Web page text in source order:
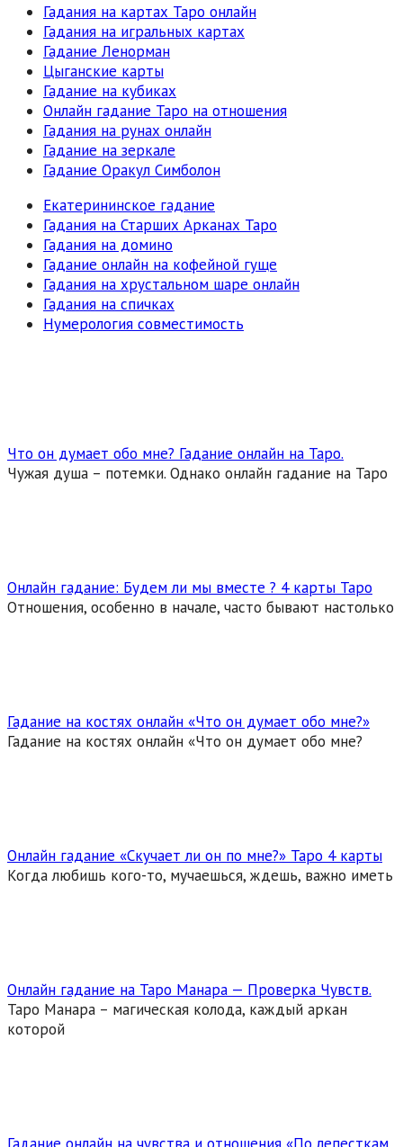
Гадания на картах Таро онлайн
Гадания на игральных картах
Гадание Ленорман
Цыганские карты
Гадание на кубиках
Онлайн гадание Таро на отношения
Гадания на рунах онлайн
Гадание на зеркале
Гадание Оракул Симболон
Екатерининское гадание
Гадания на Старших Арканах Таро
Гадания на домино
Гадание онлайн на кофейной гуще
Гадания на хрустальном шаре онлайн
Гадания на спичках
Нумерология совместимость
Что он думает обо мне? Гадание онлайн на Таро.
Чужая душа – потемки. Однако онлайн гадание на Таро
Онлайн гадание: Будем ли мы вместе ? 4 карты Таро
Отношения, особенно в начале, часто бывают настолько
Гадание на костях онлайн «Что он думает обо мне?»
Гадание на костях онлайн «Что он думает обо мне?
Онлайн гадание «Скучает ли он по мне?» Таро 4 карты
Когда любишь кого-то, мучаешься, ждешь, важно иметь
Онлайн гадание на Таро Манара — Проверка Чувств.
Таро Манара – магическая колода, каждый аркан
которой